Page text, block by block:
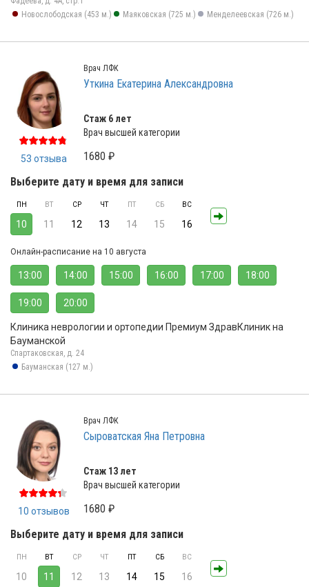
Новослободская (453 м.)
Маяковская (725 м.) Менделеевская (726 м.)
53 отзыва
Врач ЛФК
Уткина Екатерина Александровна
Стаж 6 лет
Врач высшей категории
1680 ₽
Выберите дату и время для записи
ПН
10
ВТ
11
СР
12
ЧТ
13
ПТ
14
СБ
15
ВС
16
Онлайн-расписание на 10 августа
13:00 14:00 15:00 16:00 17:00 18:00
19:00 20:00
Клиника неврологии и ортопедии Премиум ЗдравКлиник на
Бауманской
Спартаковская, д. 24
Бауманская (127 м.)
10 отзывов
Врач ЛФК
Сыроватская Яна Петровна
Стаж 13 лет
Врач высшей категории
1680 ₽
Выберите дату и время для записи
ПН
10
ВТ
11
СР
12
ЧТ
13
ПТ
14
СБ
15
ВС
16